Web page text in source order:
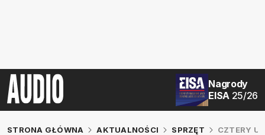
Nagrody
EISA 25/26
STRONA GŁÓWNA AKTUALNOŚCI SPRZĘT CZTERY